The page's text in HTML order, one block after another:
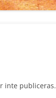
inte publiceras.